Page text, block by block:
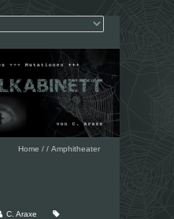
Home / / Amphitheater
C. Araxe